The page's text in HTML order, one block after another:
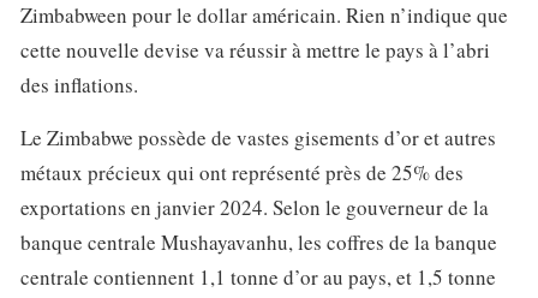
Zimbabween pour le dollar américain. Rien n’indique que
cette nouvelle devise va réussir à mettre le pays à l’abri
des inflations.
Le Zimbabwe possède de vastes gisements d’or et autres
métaux précieux qui ont représenté près de 25% des
exportations en janvier 2024. Selon le gouverneur de la
banque centrale Mushayavanhu, les coffres de la banque
centrale contiennent 1,1 tonne d’or au pays, et 1,5 tonne